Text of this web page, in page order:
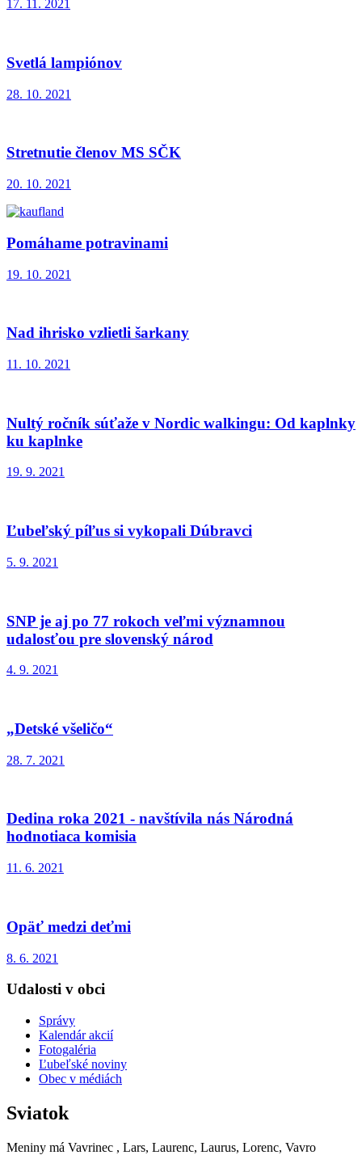
17. 11. 2021
Svetlá lampiónov
28. 10. 2021
Stretnutie členov MS SČK
20. 10. 2021
Pomáhame potravinami
19. 10. 2021
Nad ihrisko vzlietli šarkany
11. 10. 2021
Nultý ročník súťaže v Nordic walkingu: Od kaplnky
ku kaplnke
19. 9. 2021
Ľubeľský píľus si vykopali Dúbravci
5. 9. 2021
SNP je aj po 77 rokoch veľmi významnou
udalosťou pre slovenský národ
4. 9. 2021
„Detské všeličo“
28. 7. 2021
Dedina roka 2021 - navštívila nás Národná
hodnotiaca komisia
11. 6. 2021
Opäť medzi deťmi
8. 6. 2021
Udalosti v obci
Správy
Kalendár akcií
Fotogaléria
Ľubeľské noviny
Obec v médiách
Sviatok
Meniny má Vavrinec , Lars, Laurenc, Laurus, Lorenc, Vavro